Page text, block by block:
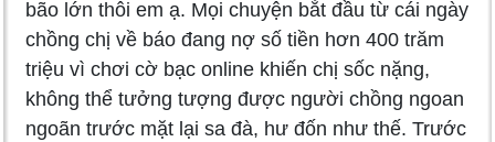
bão lớn thôi em ạ. Mọi chuyện bắt đầu từ cái ngày
chồng chị về báo đang nợ số tiền hơn 400 trăm
triệu vì chơi cờ bạc online khiến chị sốc nặng,
không thể tưởng tượng được người chồng ngoan
ngoãn trước mặt lại sa đà, hư đốn như thế. Trước